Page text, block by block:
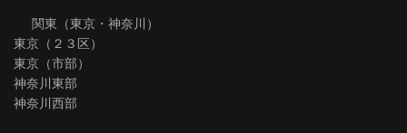
関東（東京・神奈川）
東京（２３区）
東京（市部）
神奈川東部
神奈川西部